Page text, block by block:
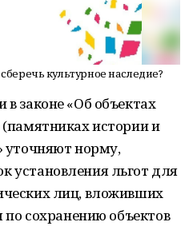
культурное наследие?
законе «Об объектах
истории и
уточняют норму,
установления льгот для
лиц, вложивших
по сохранению объектов